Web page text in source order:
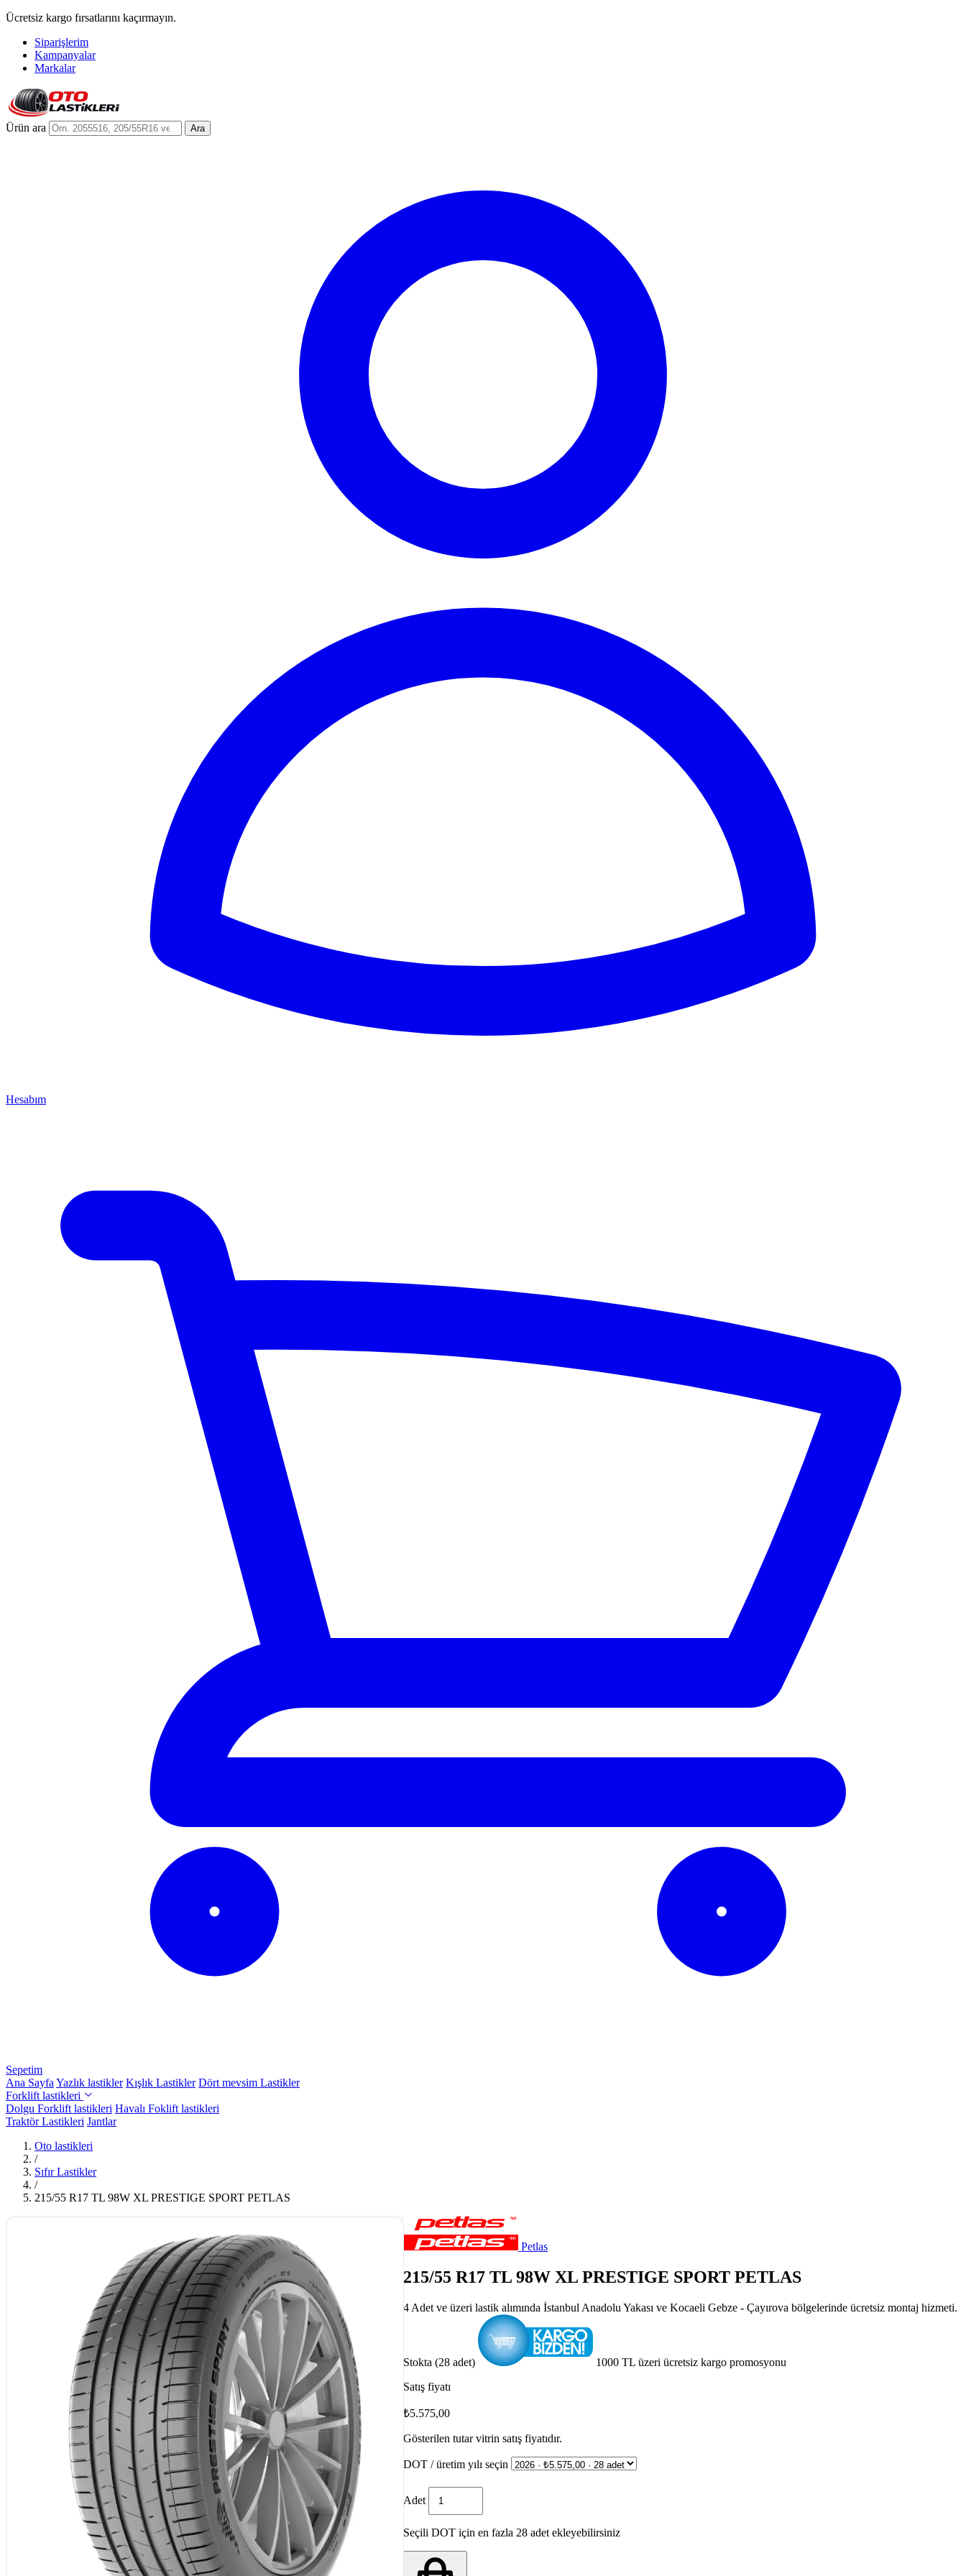
Ücretsiz kargo fırsatlarını kaçırmayın.
Siparişlerim
Kampanyalar
Markalar
Ürün ara Ara
Hesabım
Sepetim
Ana Sayfa Yazlık lastikler Kışlık Lastikler Dört mevsim Lastikler
Forklift lastikleri
Dolgu Forklift lastikleri Havalı Foklift lastikleri
Traktör Lastikleri Jantlar
Oto lastikleri
/
Sıfır Lastikler
/
215/55 R17 TL 98W XL PRESTIGE SPORT PETLAS
Petlas
215/55 R17 TL 98W XL PRESTIGE SPORT PETLAS
4 Adet ve üzeri lastik alımında İstanbul Anadolu Yakası ve Kocaeli Gebze - Çayırova bölgelerinde ücretsiz montaj hizmeti.
Stokta (28 adet)
1000 TL üzeri ücretsiz kargo promosyonu
Satış fiyatı
₺5.575,00
Gösterilen tutar vitrin satış fiyatıdır.
DOT / üretim yılı seçin
Adet
Seçili DOT için en fazla 28 adet ekleyebilirsiniz